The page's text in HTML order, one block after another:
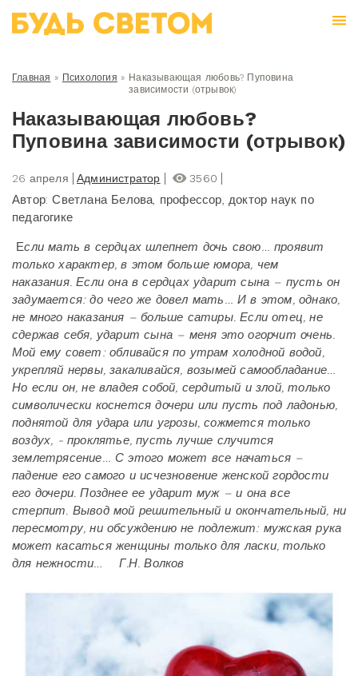
Главная » Психология » Наказывающая любовь? Пуповина
зависимости (отрывок)
Наказывающая любовь?
Пуповина зависимости (отрывок)
26 апреля Администратор 3560
Автор: Светлана Белова, профессор, доктор наук по
педагогике
Если мать в сердцах шлепнет дочь свою… проявит
только характер, в этом больше юмора, чем
наказания. Если она в сердцах ударит сына – пусть он
задумается: до чего же довел мать… И в этом, однако,
не много наказания – больше сатиры. Если отец, не
сдержав себя, ударит сына – меня это огорчит очень.
Мой ему совет: обливайся по утрам холодной водой,
укрепляй нервы, закаливайся, возымей самообладание…
Но если он, не владея собой, сердитый и злой, только
символически коснется дочери или пусть под ладонью,
поднятой для удара или угрозы, сожмется только
воздух, - проклятье, пусть лучше случится
землетрясение… С этого может все начаться –
падение его самого и исчезновение женской гордости
его дочери. Позднее ее ударит муж – и она все
стерпит. Вывод мой решительный и окончательный, ни
пересмотру, ни обсуждению не подлежит: мужская рука
может касаться женщины только для ласки, только
для нежности… Г.Н. Волков